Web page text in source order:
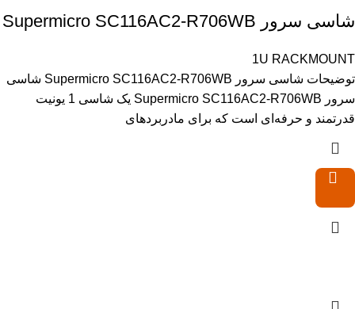
شاسی سرور Supermicro SC116AC2-R706WB
1U RACKMOUNT
توضیحات شاسی سرور Supermicro SC116AC2-R706WB شاسی
سرور Supermicro SC116AC2-R706WB یک شاسی 1 یونیت
قدرتمند و حرفه‌ای است که برای مادربردهای